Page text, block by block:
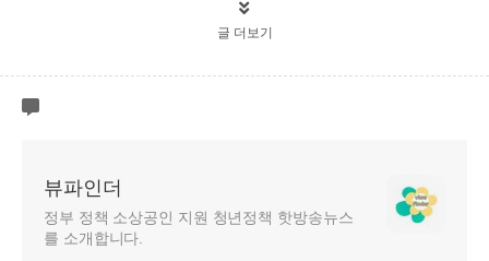
글 더보기
뷰파인더
정부 정책 소상공인 지원 청년정책 핫방송뉴스
를 소개합니다.